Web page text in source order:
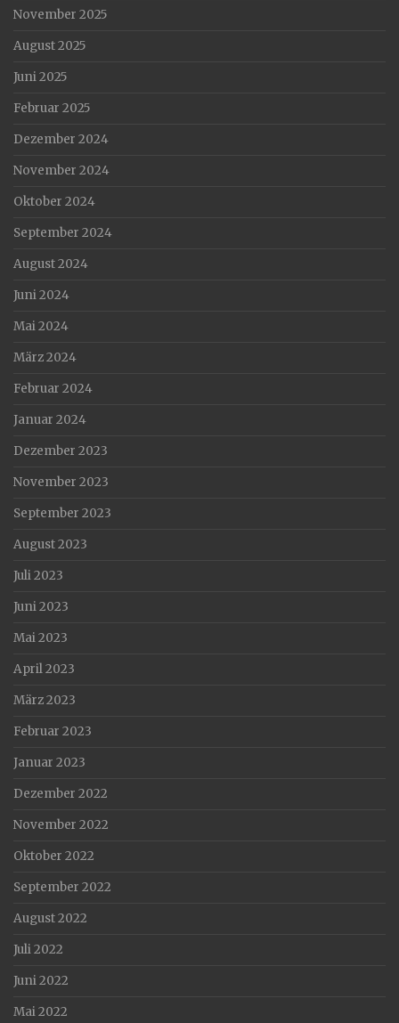
November 2025
August 2025
Juni 2025
Februar 2025
Dezember 2024
November 2024
Oktober 2024
September 2024
August 2024
Juni 2024
Mai 2024
März 2024
Februar 2024
Januar 2024
Dezember 2023
November 2023
September 2023
August 2023
Juli 2023
Juni 2023
Mai 2023
April 2023
März 2023
Februar 2023
Januar 2023
Dezember 2022
November 2022
Oktober 2022
September 2022
August 2022
Juli 2022
Juni 2022
Mai 2022